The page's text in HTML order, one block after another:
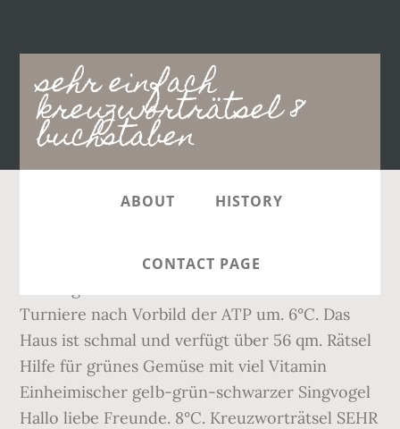
sehr einfach
kreuzworträtsel 8
buchstaben
Main
navigation
ABOUT HISTORY
CONTACT PAGE
Lösung 6, 8, 12 Buchstaben - Schnell & einfach
Turniere nach Vorbild der ATP um. 6°C. Das
Haus ist schmal und verfügt über 56 qm. Rätsel
Hilfe für grünes Gemüse mit viel Vitamin
Einheimischer gelb-grün-schwarzer Singvogel
Hallo liebe Freunde. 8°C. Kreuzworträtsel SEHR